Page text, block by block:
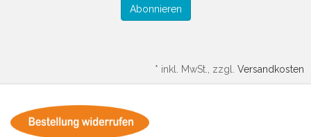
Abonnieren
* inkl. MwSt., zzgl. Versandkosten